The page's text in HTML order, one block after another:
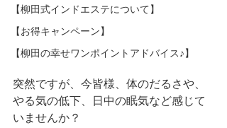
【柳田式インドエステについて】
【お得キャンペーン】
【柳田の幸せワンポイントアドバイス♪】
突然ですが、今皆様、体のだるさや、
やる気の低下、日中の眠気など感じて
いませんか？